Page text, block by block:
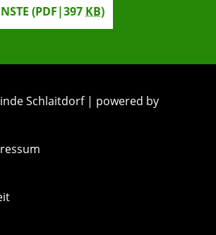
(PDF|397KB)
Schlaitdorf | powered by